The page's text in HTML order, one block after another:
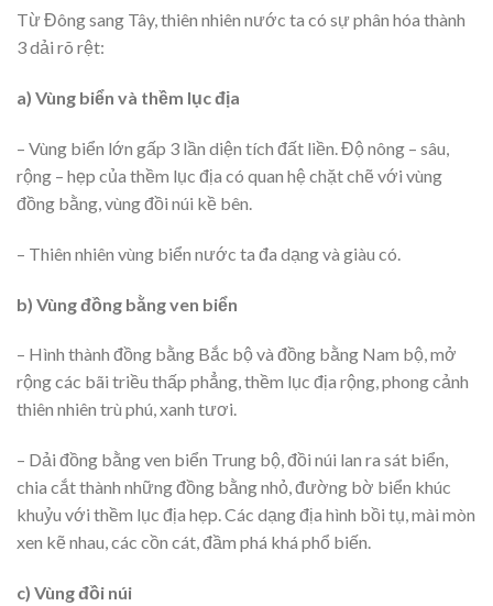
Từ Đông sang Tây, thiên nhiên nước ta có sự phân hóa thành
3 dải rõ rệt:
a) Vùng biển và thềm lục địa
– Vùng biển lớn gấp 3 lần diện tích đất liền. Độ nông – sâu,
rộng – hẹp của thềm lục địa có quan hệ chặt chẽ với vùng
đồng bằng, vùng đồi núi kề bên.
– Thiên nhiên vùng biển nước ta đa dạng và giàu có.
b) Vùng đồng bằng ven biển
– Hình thành đồng bằng Bắc bộ và đồng bằng Nam bộ, mở
rộng các bãi triều thấp phẳng, thềm lục địa rộng, phong cảnh
thiên nhiên trù phú, xanh tươi.
– Dải đồng bằng ven biển Trung bộ, đồi núi lan ra sát biển,
chia cắt thành những đồng bằng nhỏ, đường bờ biển khúc
khuỷu với thềm lục địa hẹp. Các dạng địa hình bồi tụ, mài mòn
xen kẽ nhau, các cồn cát, đầm phá khá phổ biến.
c) Vùng đồi núi